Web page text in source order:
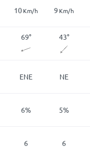
10Km/h 9 Km/h
69° 43°
ENE NE
6% 5%
6 6